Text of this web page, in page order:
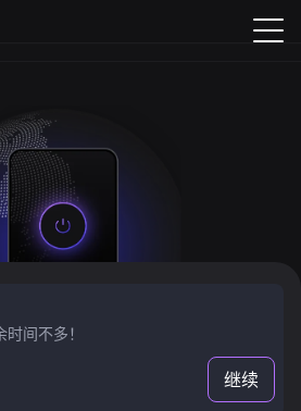
间不多！
继续